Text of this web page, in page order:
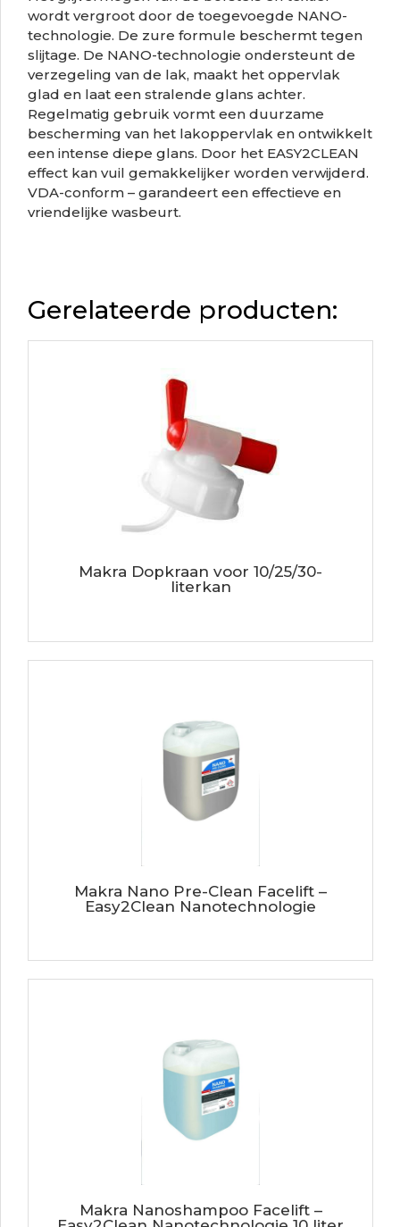
wordt vergroot door de toegevoegde NANO-
technologie. De zure formule beschermt tegen
slijtage. De NANO-technologie ondersteunt de
verzegeling van de lak, maakt het oppervlak
glad en laat een stralende glans achter.
Regelmatig gebruik vormt een duurzame
bescherming van het lakoppervlak en ontwikkelt
een intense diepe glans. Door het EASY2CLEAN
effect kan vuil gemakkelijker worden verwijderd.
VDA-conform – garandeert een effectieve en
vriendelijke wasbeurt.
Gerelateerde producten:
Makra Dopkraan voor 10/25/30-
literkan
Makra Nano Pre-Clean Facelift –
Easy2Clean Nanotechnologie
Makra Nanoshampoo Facelift –